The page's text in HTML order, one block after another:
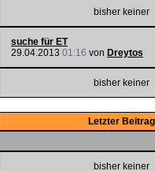
bisher keiner
suche für ET
29.04.2013 01:16 von Dreytos
bisher keiner
Letzter Beitrag
bisher keiner